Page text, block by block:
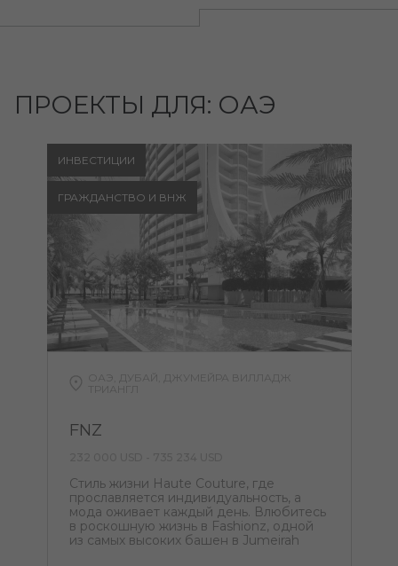
ПРОЕКТЫ ДЛЯ: ОАЭ
ИНВЕСТИЦИИ
ГРАЖДАНСТВО И ВНЖ
ОАЭ, ДУБАЙ, ДЖУМЕЙРА ВИЛЛАДЖ
ТРИАНГЛ
FNZ
Стиль жизни Haute Couture, где
прославляется индивидуальность, а
мода оживает каждый день. Влюбитесь
в роскошную жизнь в Fashionz, одной
из самых высоких башен в Jumeirah